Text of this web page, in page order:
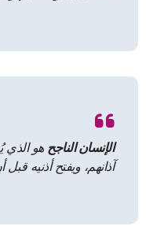
الإنسان الناجح هو الذي
آذانهم، ويفتح أذنيه